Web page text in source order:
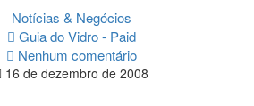
Notícias & Negócios
Guia do Vidro - Paid
Nenhum comentário
16 de dezembro de 2008